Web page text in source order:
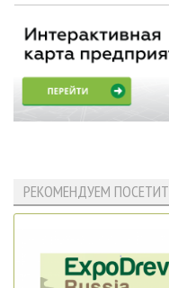
РЕКОМЕНДУЕМ